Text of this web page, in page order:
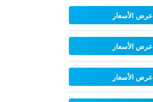
عرض الأسعار
عرض الأسعار
عرض الأسعار